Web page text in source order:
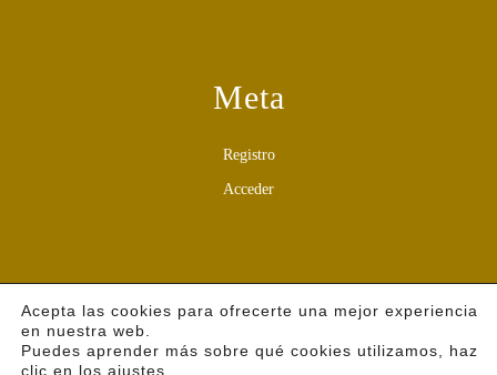
Meta
Registro
Acceder
Categories
Acepta las cookies para ofrecerte una mejor experiencia
en nuestra web.
Puedes aprender más sobre qué cookies utilizamos, haz
clic en los ajustes.